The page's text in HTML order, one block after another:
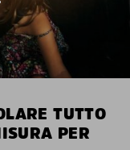
TUTTO
PER